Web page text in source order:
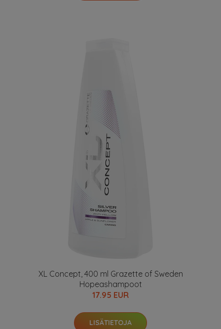
XL Concept, 400 ml Grazette of Sweden
Hopeashampoot
17.95 EUR
LISÄTIETOJA